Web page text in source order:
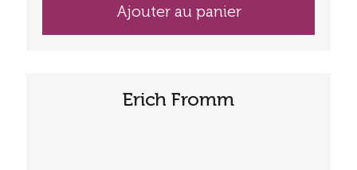
Ajouter au panier
Erich Fromm